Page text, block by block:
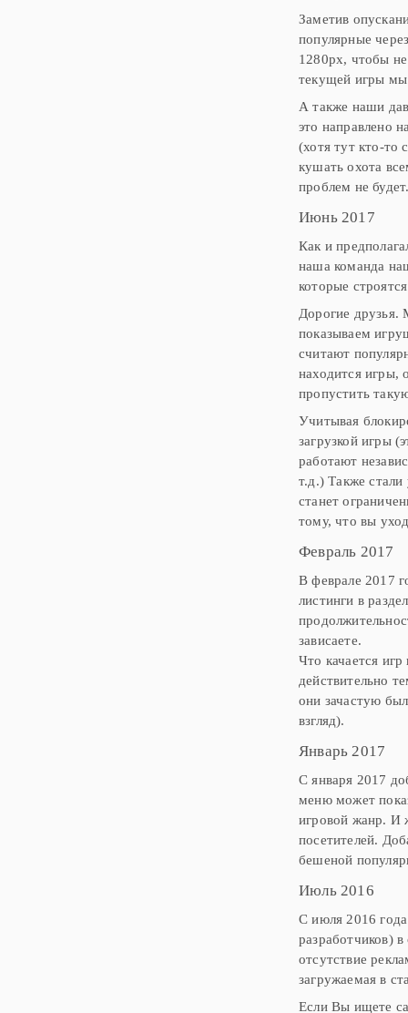
Заметив
популярные
1280px, чтобы не
текущей игры мы
А также наши
это направлено
(хотя тут кто-то
кушать охота
проблем не
Июнь 2017
Как и
наша команда
которые
Дорогие друзья.
показываем
считают
находится игры,
пропустить
Учитывая
загрузкой игры
работают
т.д.) Также
станет
тому, что вы
Февраль 2017
В феврале 2017
листинги в
зависаете.
Что качается
действительно
они зачастую
взгляд).
Январь 2017
С января 2017
меню может
игровой жанр. И
посетителей.
бешеной
Июль 2016
С июля 2016
разработчиков)
отсутствие
загружаемая в
Если Вы ищете